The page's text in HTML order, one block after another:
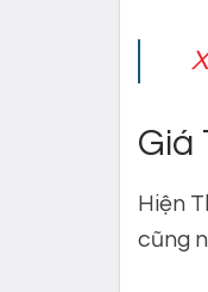
Giá
Hiện
cũng